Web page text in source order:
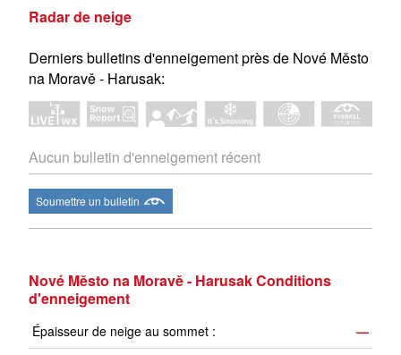
Radar de neige
Derniers bulletins d'enneigement près de Nové Město
na Moravě - Harusak:
Aucun bulletin d'enneigement récent
Soumettre un bulletin
Nové Město na Moravě - Harusak Conditions
d'enneigement
Épaisseur de neige au sommet :
—